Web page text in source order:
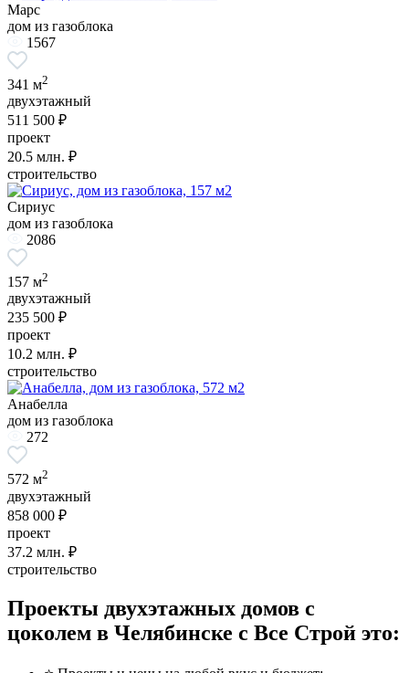
Марс
дом из газоблока
1567
341 м2
двухэтажный
511 500 ₽
проект
20.5 млн. ₽
строительство
Сириус
дом из газоблока
2086
157 м2
двухэтажный
235 500 ₽
проект
10.2 млн. ₽
строительство
Анабелла
дом из газоблока
272
572 м2
двухэтажный
858 000 ₽
проект
37.2 млн. ₽
строительство
Проекты двухэтажных домов с
цоколем в Челябинске с Все Строй это: